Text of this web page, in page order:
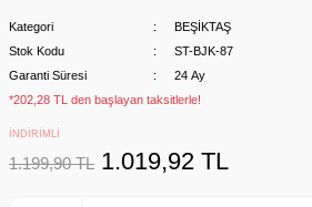
Kategori
BEŞİKTAŞ
Stok Kodu
ST-BJK-87
Garanti Süresi
24 Ay
*202,28 TL den başlayan taksitlerle!
İNDİRİMLİ
1.199,90 TL 1.019,92 TL